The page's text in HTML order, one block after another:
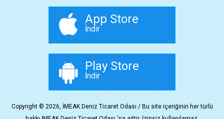
App Store
İndir
Play Store
İndir
Copyright © 2026, İMEAK Deniz Ticaret Odası / Bu site içeriğinin her türlü